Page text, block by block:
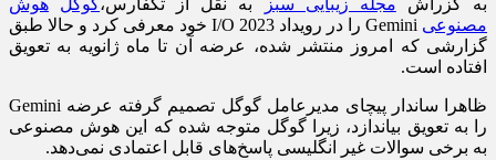
به گزراش مجله زیبایی سبز به نقل از تکفارس،گوگل
هوش
مصنوعی
Gemini را در رویداد I/O 2023 خود معرفی کرد و حالا طبق
گزارشی که امروز منتشر شده، عرضه آن تا ماه ژانویه به تعویق
افتاده است.
ظاهرا ساندار پیچای مدیرعامل گوگل تصمیم گرفته عرضه Gemini
را به تعویق بیاندازد، زیرا گوگل متوجه شده که این هوش مصنوعی
به برخی سوالات غیر انگلیسی پاسخ‌های قابل اعتمادی نمی‌دهد.